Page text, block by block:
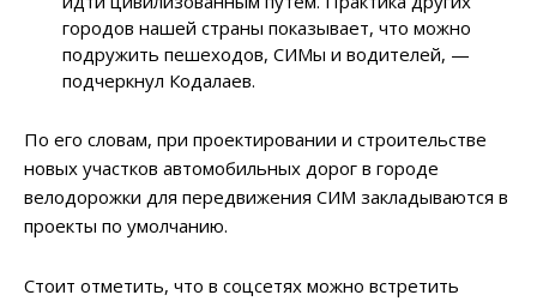
городов нашей страны показывает, что можно
подружить пешеходов, СИМы и водителей, —
подчеркнул Кодалаев.
По его словам, при проектировании и строительстве
новых участков автомобильных дорог в городе
велодорожки для передвижения СИМ закладываются в
проекты по умолчанию.
Стоит отметить, что в соцсетях можно встретить